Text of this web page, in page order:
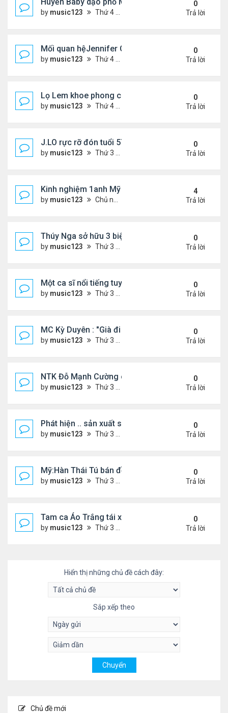
by music123 Thứ 4 Tháng 7 29, 2026 5:21 pm
0
Trả lời
Mối quan hệJennifer Garner và mẹ chồng cũ
by music123 Thứ 4 Tháng 7 29, 2026 5:13 pm
0
Trả lời
Lọ Lem khoe phong cách ở New York
by music123 Thứ 4 Tháng 7 29, 2026 5:08 pm
0
Trả lời
J.LO rực rỡ đón tuổi 57 trên đất Âu
by music123 Thứ 3 Tháng 7 28, 2026 5:56 pm
0
Trả lời
Kinh nghiệm 1anh Mỹ đến VN: "Đây là một đất
by music123 Chủ nhật Tháng 7 26, 2026 6:13 am
4
Trả lời
Thúy Nga sở hữu 3 biệt thự triệu USD ở Mỹ
by music123 Thứ 3 Tháng 7 28, 2026 5:01 pm
0
Trả lời
Một ca sĩ nổi tiếng tuyên bố không thu tiền tác
by music123 Thứ 3 Tháng 7 28, 2026 4:57 pm
0
Trả lời
MC Kỳ Duyên : "Già đi cũng là một đặc ân"
by music123 Thứ 3 Tháng 7 28, 2026 4:54 pm
0
Trả lời
NTK Đỗ Mạnh Cường chi 100 triệu đồng thuê...
by music123 Thứ 3 Tháng 7 28, 2026 4:47 pm
0
Trả lời
Phát hiện .. sản xuất sữa 'pha bột giặt'
by music123 Thứ 3 Tháng 7 28, 2026 4:43 pm
0
Trả lời
Mỹ:Hàn Thái Tú bán đồ ăn online mưu sinh
by music123 Thứ 3 Tháng 7 28, 2026 4:36 pm
0
Trả lời
Tam ca Áo Trắng tái xuất trên sân khấu
by music123 Thứ 3 Tháng 7 28, 2026 4:32 pm
0
Trả lời
Hiển thị những chủ đề cách đây:
Sắp xếp theo
Chủ đề mới